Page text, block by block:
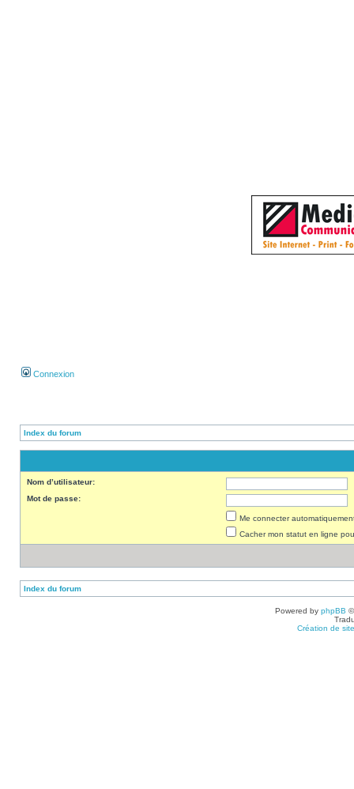
Connexion
Index du forum
Nom d’utilisateur:
Mot de passe:
Me connecter
Cacher mon statut en ligne
Index du forum
Powered by phpBB
Création de